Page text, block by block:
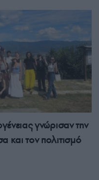
γνώρισαν την
τον πολιτισμό